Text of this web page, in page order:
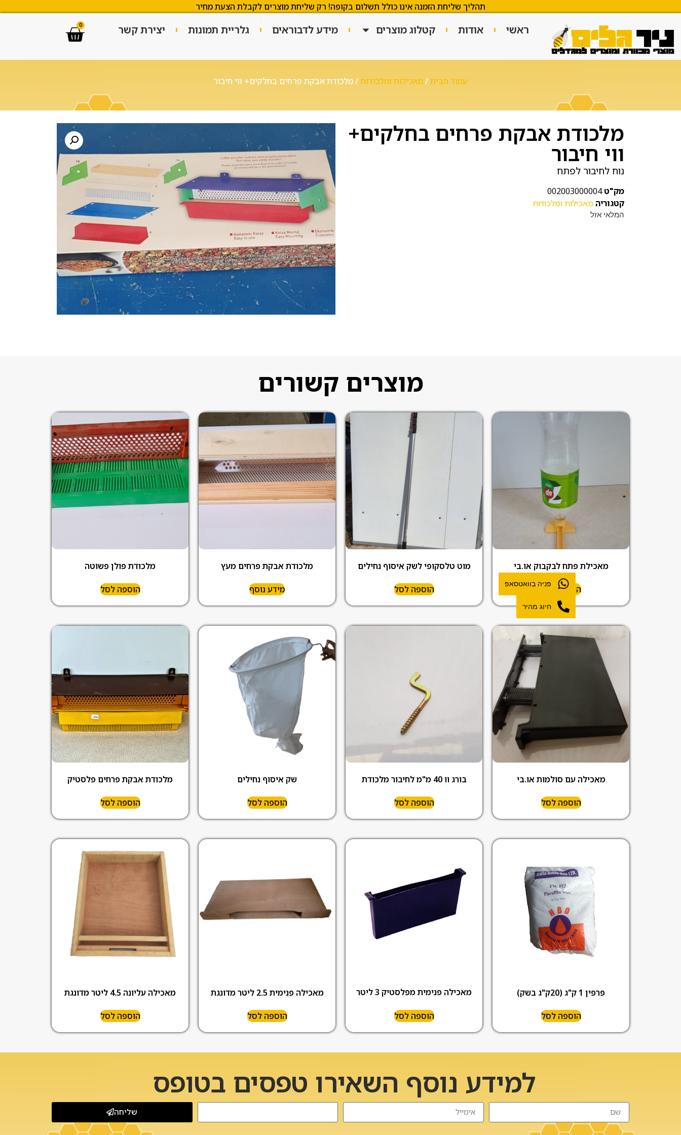
תהליך שליחת הזמנה אינו כולל תשלום בקופה! רק שליחת מוצרים לקבלת הצעת מחיר
ראשי אודות קטלוג מוצרים מידע לדבוראים גלריית תמונות יצירת קשר 0
עמוד הבית/מאכילות ומלכודות/ מלכודת אבקת פרחים בחלקים+ ווי חיבור
מלכודת אבקת פרחים בחלקים+
ווי חיבור
נוח לחיבור לפתח
מק"ט002003000004
קטגוריהמאכילות ומלכודות
המלאי אזל
מוצרים קשורים
מאכילת פתח לבקבוק או.בי
הוספה לסל
מוט טלסקופי לשק איסוף נחילים
הוספה לסל
מלכודת אבקת פרחים מעץ
מידע נוסף
מלכודת פולן פשוטה
הוספה לסל
מאכילה עם סולמות או.בי
הוספה לסל
בורג וו 40 מ"מ לחיבור מלכודת
הוספה לסל
שק איסוף נחילים
הוספה לסל
מלכודת אבקת פרחים פלסטיק
הוספה לסל
פרפין 1 ק"ג (20ק"ג בשק)
הוספה לסל
מאכילה פנימית מפלסטיק 3 ליטר
הוספה לסל
מאכילה פנימית 2.5 ליטר מדונגת
הוספה לסל
מאכילה עליונה 4.5 ליטר מדונגת
הוספה לסל
למידע נוסף השאירו טפסים בטופס
שליחה
פניה בוואטסאפ
חיוג מהיר